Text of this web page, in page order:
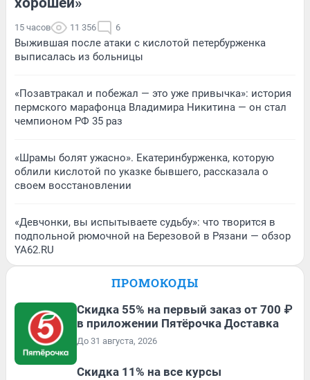
15 часов 11 356 6
Выжившая после атаки с кислотой петербурженка
выписалась из больницы
«Позавтракал и побежал — это уже привычка»: история
пермского марафонца Владимира Никитина — он стал
чемпионом РФ 35 раз
«Шрамы болят ужасно». Екатеринбурженка, которую
облили кислотой по указке бывшего, рассказала о
своем восстановлении
«Девчонки, вы испытываете судьбу»: что творится в
подпольной рюмочной на Березовой в Рязани — обзор
YA62.RU
ПРОМОКОДЫ
Скидка 55% на первый заказ от 700 ₽
в приложении Пятёрочка Доставка
До 31 августа, 2026
Скидка 11% на все курсы